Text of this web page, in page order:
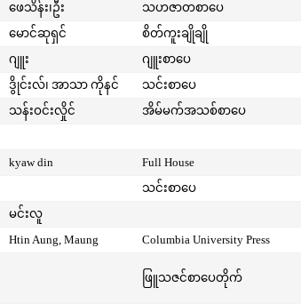
ဖေသိန်း၊ဦး သဟဇာတစာပေ
မောင်ဆုရှင် စိတ်ကူးချိုချို
ဂျူး ဂျူးစာပေ
ဒွိုင်းလ်၊ အာသာ ကိုနင် သင်းစာပေ
သန်းဝင်းလှိုင် အိမ်မက်အသစ်စာပေ
kyaw din Full House
သင်းစာပေ
မင်းလူ
Htin Aung, Maung Columbia University Press
ဖြူသဇင်စာပေတိုက်